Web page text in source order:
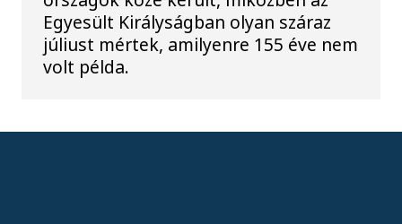
Egyesült Királyságban olyan száraz
júliust mértek, amilyenre 155 éve nem
volt példa.